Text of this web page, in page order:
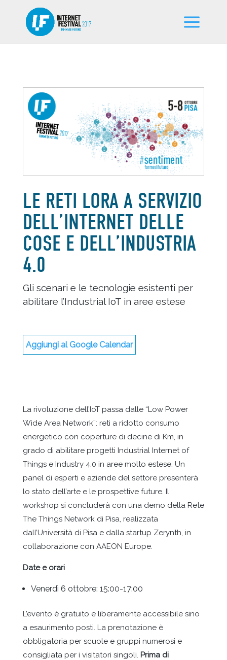
LE RETI LORA A SERVIZIO
DELL’INTERNET DELLE
COSE E DELL’INDUSTRIA
4.0
Gli scenari e le tecnologie esistenti per
abilitare l’Industrial IoT in aree estese
Aggiungi al Google Calendar
La rivoluzione dell’IoT passa dalle “Low Power
Wide Area Network”: reti a ridotto consumo
energetico con coperture di decine di Km, in
grado di abilitare progetti Industrial Internet of
Things e Industry 4.0 in aree molto estese. Un
panel di esperti e aziende del settore presenterà
lo stato dell’arte e le prospettive future. Il
workshop si concluderà con una demo della Rete
The Things Network di Pisa, realizzata
dall’Università di Pisa e dalla startup Zerynth, in
collaborazione con AAEON Europe.
Date e orari
Venerdì 6 ottobre: 15:00-17:00
L’evento è gratuito e liberamente accessibile sino
a esaurimento posti. La prenotazione è
obbligatoria per scuole e gruppi numerosi e
consigliata per i visitatori singoli. Prima di